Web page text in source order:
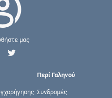
μας
Περί Γαληνού
Συνδρομές